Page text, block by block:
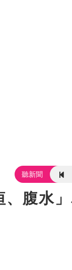
聽新聞
、腹水